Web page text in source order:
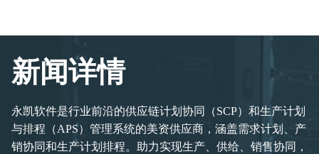
新闻详情
永凯软件是行业前沿的供应链计划协同（SCP）和生产计划
与排程（APS）管理系统的美资供应商，涵盖需求计划、产
销协同和生产计划排程。助力实现生产、供给、销售协同，